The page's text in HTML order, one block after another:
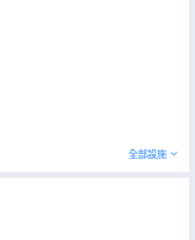
全部設施